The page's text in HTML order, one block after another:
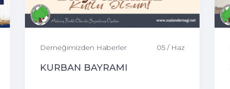
Derneğimizden Haberler 05 / Haz
KURBAN BAYRAMI